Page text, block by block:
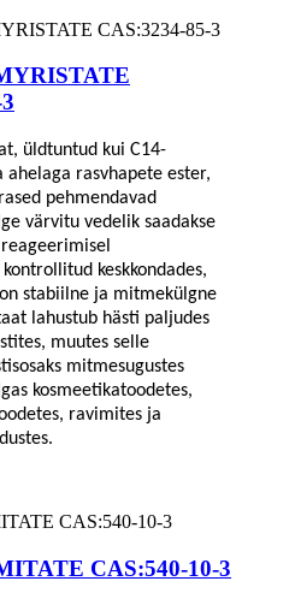
üldtuntud kui C14-
ahelaga rasvhapete ester,
pehmendavad
värvitu vedelik saadakse
keskkondades,
stabiilne ja mitmekülgne
lahustub hästi paljudes
muutes selle
mitmesugustes
kosmeetikatoodetes,
ravimites ja
CAS:540-10-3